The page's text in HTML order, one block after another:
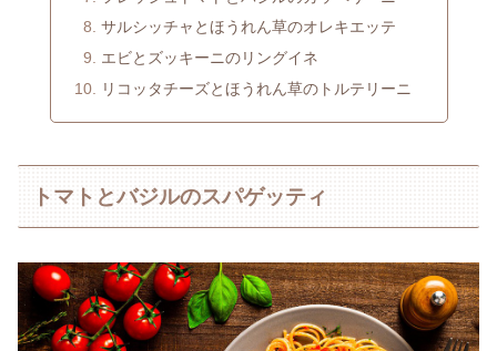
サルシッチャとほうれん草のオレキエッテ
エビとズッキーニのリングイネ
リコッタチーズとほうれん草のトルテリーニ
トマトとバジルのスパゲッティ